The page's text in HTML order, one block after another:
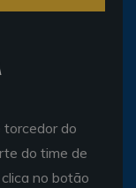
torcedor do
do time de
no botão